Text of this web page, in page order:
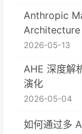
Anthropic
2026-05-13
AHE 深度解
演化
2026-05-04
如何通过多